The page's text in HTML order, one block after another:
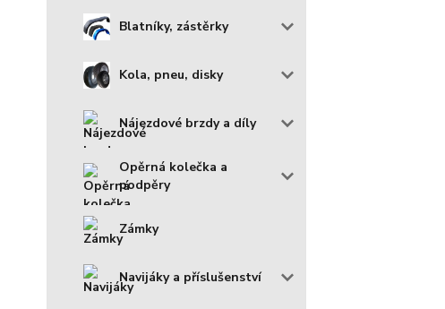
Blatníky, zástěrky
Kola, pneu, disky
Nájezdové brzdy a díly
Opěrná kolečka a
podpěry
Zámky
Navijáky a příslušenství